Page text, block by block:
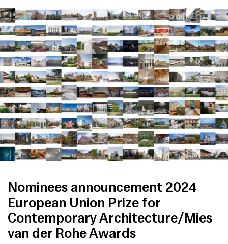
-
Nominees announcement 2024
European Union Prize for
Contemporary Architecture/Mies
van der Rohe Awards